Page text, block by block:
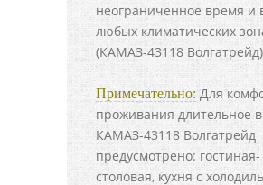
неограниченное время и
любых климатических
(КАМАЗ-43118
Примечательно:Для
проживания длительное
КАМАЗ-43118 Волгатрейд
предусмотрено: гостиная-
столовая, кухня с